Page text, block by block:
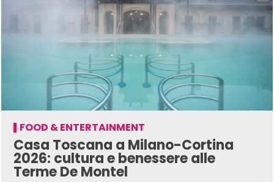
FOOD & ENTERTAINMENT
Casa Toscana a Milano-Cortina
2026: cultura e benessere alle
Terme De Montel